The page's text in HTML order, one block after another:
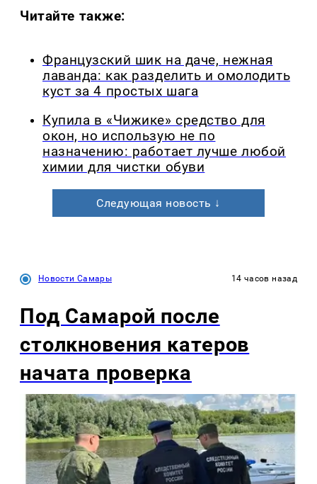
Читайте также:
Французский шик на даче, нежная
лаванда: как разделить и омолодить
куст за 4 простых шага
Купила в «Чижике» средство для
окон, но использую не по
назначению: работает лучше любой
химии для чистки обуви
Следующая новость ↓
Новости Самары 14 часов назад
Под Самарой после
столкновения катеров
начата проверка